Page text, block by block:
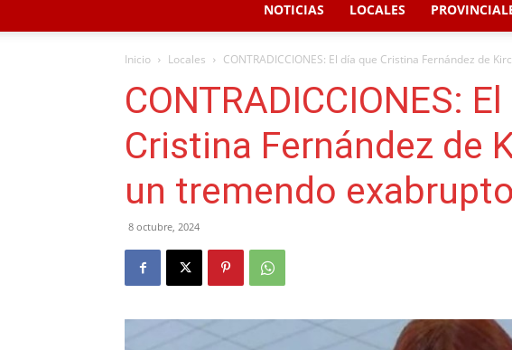
NOTICIAS LOCALES
Inicio Locales CONTRADICCIONES: El día que Cristina Fernández de
CONTRADICCIONES:
Cristina Fernández de
un tremendo
8 octubre, 2024